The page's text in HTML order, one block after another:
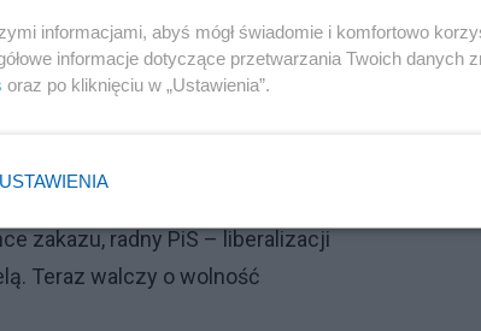
Reklama
zakazu, radny PiS – liberalizacji
Teraz walczy o wolność
informacjami, abyś mógł świadomie i komfortowo
informacje dotyczące przetwarzania Twoich danych
oraz po kliknięciu w „Ustawienia”.
USTAWIENIA